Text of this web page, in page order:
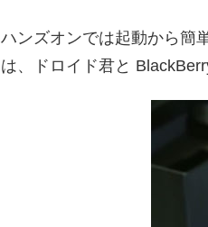
ハンズオンでは起動から簡
は、ドロイド君と